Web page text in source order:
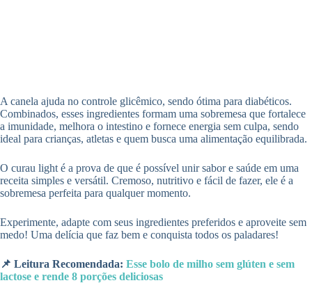
A canela ajuda no controle glicêmico, sendo ótima para diabéticos.
Combinados, esses ingredientes formam uma sobremesa que fortalece
a imunidade, melhora o intestino e fornece energia sem culpa, sendo
ideal para crianças, atletas e quem busca uma alimentação equilibrada.
O curau light é a prova de que é possível unir sabor e saúde em uma
receita simples e versátil. Cremoso, nutritivo e fácil de fazer, ele é a
sobremesa perfeita para qualquer momento.
Experimente, adapte com seus ingredientes preferidos e aproveite sem
medo! Uma delícia que faz bem e conquista todos os paladares!
📌 Leitura Recomendada: Esse bolo de milho sem glúten e sem
lactose e rende 8 porções deliciosas